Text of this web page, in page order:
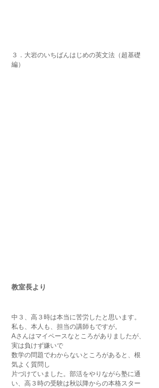
３．大岩のいちばんはじめの英文法（超基礎
編）
教室長より
中３、高３時は本当に苦労したと思います。
私も、本人も、担当の講師もですが。
Aさんはマイペースなところがありましたが、
実は負けず嫌いで
数学の問題でわからないところがあると、根
気よく質問し
片づけていました。部活をやりながら塾に通
い、高３時の受験は秋以降からの本格スター